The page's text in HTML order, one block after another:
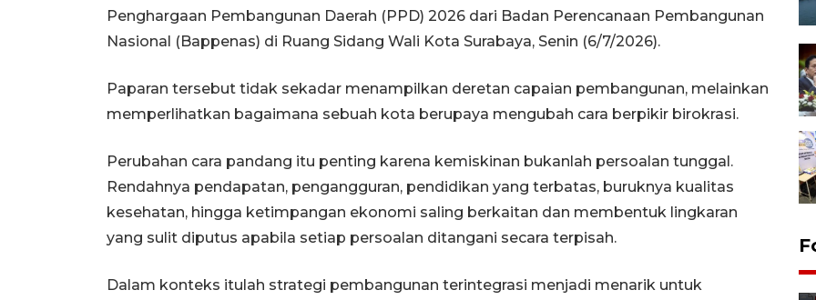
Penghargaan Pembangunan Daerah (PPD) 2026 dari Badan Perencanaan Pembangunan
Nasional (Bappenas) di Ruang Sidang Wali Kota Surabaya, Senin (6/7/2026).
Paparan tersebut tidak sekadar menampilkan deretan capaian pembangunan, melainkan
memperlihatkan bagaimana sebuah kota berupaya mengubah cara berpikir birokrasi.
Perubahan cara pandang itu penting karena kemiskinan bukanlah persoalan tunggal.
Rendahnya pendapatan, pengangguran, pendidikan yang terbatas, buruknya kualitas
kesehatan, hingga ketimpangan ekonomi saling berkaitan dan membentuk lingkaran
yang sulit diputus apabila setiap persoalan ditangani secara terpisah.
Dalam konteks itulah strategi pembangunan terintegrasi menjadi menarik untuk
pertanian di Kediri